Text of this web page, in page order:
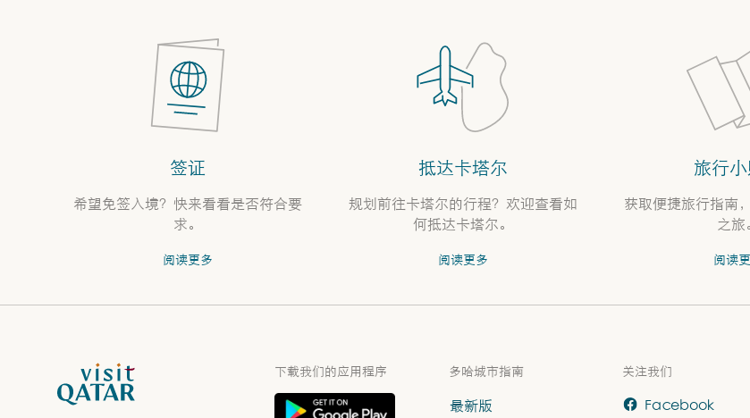
签证
希望免签入境？快来看看是否符合要
求。
阅读更多
抵达卡塔尔
规划前往卡塔尔的行程？欢迎查看如
何抵达卡塔尔。
阅读更多
旅行
获取便捷旅行指南
之旅。
阅读
VisitQatar 首页 下载我们的应用程序 多哈城市指南
最新版
关注我们
Facebook